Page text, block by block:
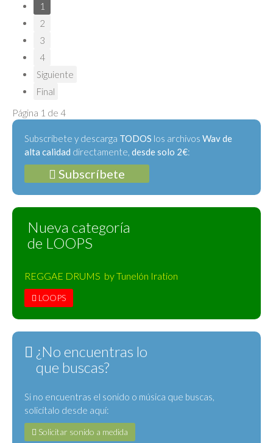
1
2
3
4
Siguiente
Final
Página 1 de 4
Subscríbete y descarga TODOS los archivos Wav de
alta calidad directamente, desde solo 2€:
Subscríbete
Nueva categoría
de LOOPS
REGGAE DRUMS by Tunelón Iration
LOOPS
¿No encuentras lo
que buscas?
Si no encuentras el sonido o música que buscas,
solicítalo desde aquí:
Solicitar sonido a medida